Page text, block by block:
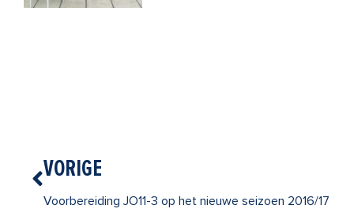
Vorige
VORIGE
Voorbereiding JO11-3 op het nieuwe seizoen 2016/17